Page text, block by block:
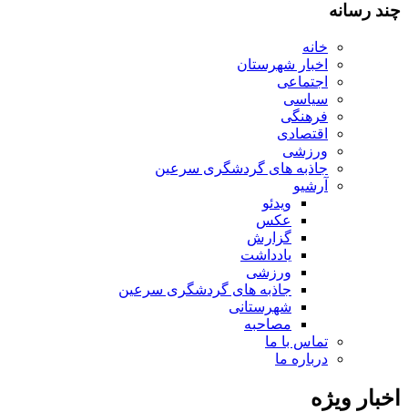
چند رسانه
خانه
اخبار شهرستان
اجتماعی
سیاسی
فرهنگی
اقتصادی
ورزشی
جاذبه های گردشگری سرعین
آرشیو
ویدئو
عکس
گزارش
یادداشت
ورزشی
جاذبه های گردشگری سرعین
شهرستانی
مصاحبه
تماس با ما
درباره ما
اخبار ویژه